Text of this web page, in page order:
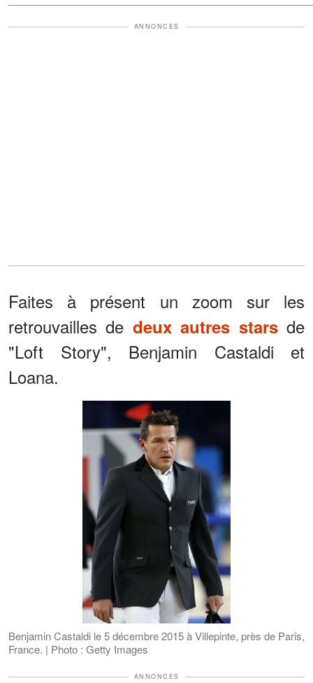
ANNONCES
Faites à présent un zoom sur les
retrouvailles de deux autres starsde
"Loft Story", Benjamin Castaldi et
Loana.
Benjamin Castaldi le 5 décembre 2015 à Villepinte, près de Paris,
France. | Photo : Getty Images
ANNONCES